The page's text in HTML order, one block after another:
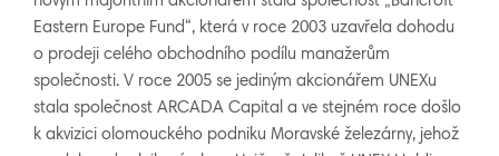
Eastern Europe Fund“, která v roce 2003 uzavřela dohodu
o prodeji celého obchodního podílu manažerům
společnosti. V roce 2005 se jediným akcionářem UNEXu
stala společnost ARCADA Capital a ve stejném roce došlo
k akvizici olomouckého podniku Moravské železárny, jehož